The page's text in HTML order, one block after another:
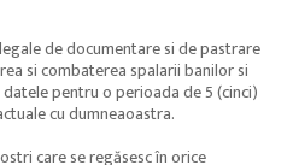
de documentare si de pastrare
si combaterea spalarii banilor si
pentru o perioada de 5 (cinci)
cu dumneaoastra.
care se regăsesc în orice